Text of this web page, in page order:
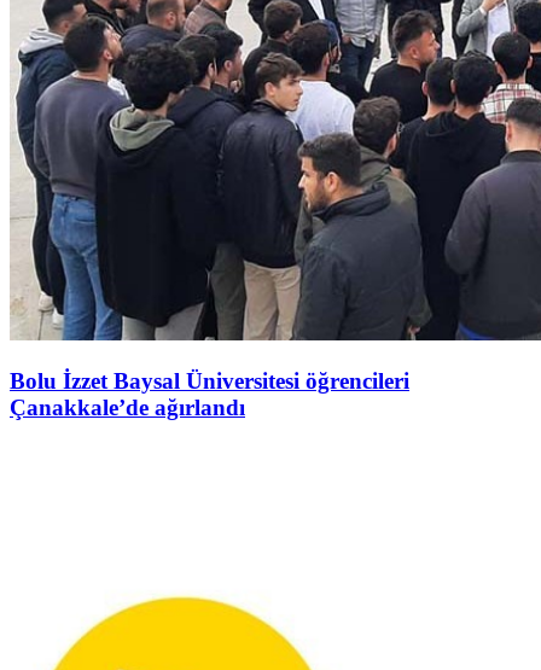
Bolu İzzet Baysal Üniversitesi öğrencileri
Çanakkale’de ağırlandı